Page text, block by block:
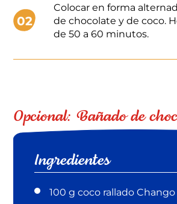
02
Colocar en forma
de chocolate y de coco.
de 50 a 60 minutos.
Opcional: Bañado de
Ingredientes
100 g coco rallado Chango